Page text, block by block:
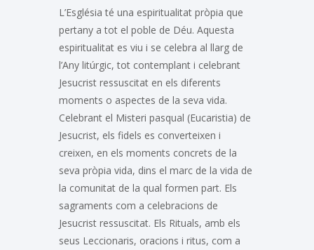
L’Església té una espiritualitat pròpia que
pertany a tot el poble de Déu. Aquesta
espiritualitat es viu i se celebra al llarg de
l’Any litúrgic, tot contemplant i celebrant
Jesucrist ressuscitat en els diferents
moments o aspectes de la seva vida.
Celebrant el Misteri pasqual (Eucaristia) de
Jesucrist, els fidels es converteixen i
creixen, en els moments concrets de la
seva pròpia vida, dins el marc de la vida de
la comunitat de la qual formen part. Els
sagraments com a celebracions de
Jesucrist ressuscitat. Els Rituals, amb els
seus Leccionaris, oracions i ritus, com a